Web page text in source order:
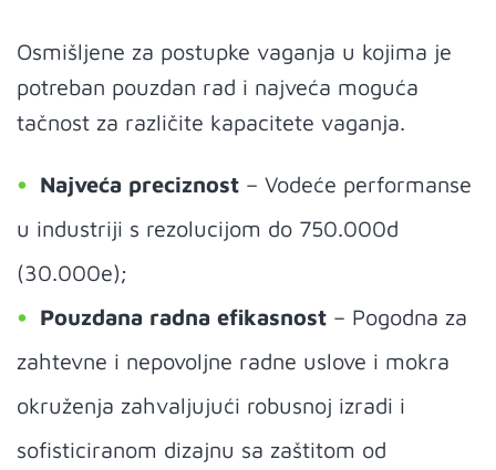
Osmišljene za postupke vaganja u kojima je
potreban pouzdan rad i najveća moguća
tačnost za različite kapacitete vaganja.
Najveća preciznost – Vodeće performanse
u industriji s rezolucijom do 750.000d
(30.000e);
Pouzdana radna efikasnost – Pogodna za
zahtevne i nepovoljne radne uslove i mokra
okruženja zahvaljujući robusnoj izradi i
sofisticiranom dizajnu sa zaštitom od